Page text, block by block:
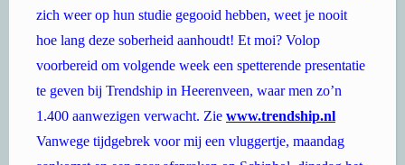
zich weer op hun studie gegooid hebben, weet je nooit
hoe lang deze soberheid aanhoudt! Et moi? Volop
voorbereid om volgende week een spetterende presentatie
te geven bij Trendship in Heerenveen, waar men zo’n
1.400 aanwezigen verwacht. Zie www.trendship.nl
Vanwege tijdgebrek voor mij een vluggertje, maandag